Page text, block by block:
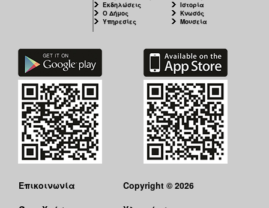
Εκδηλώσεις
Ο Δήμος
Υπηρεσίες
Ιστορία
Κνωσός
Μουσεία
Επικοινωνία
Copyright © 2026